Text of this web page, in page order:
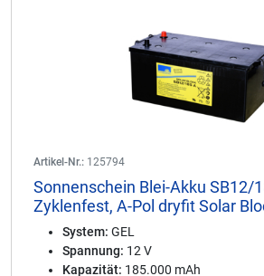
Artikel-Nr.: 125794
Sonnenschein Blei-Akku SB12/
Zyklenfest, A-Pol dryfit Solar
System: GEL
Spannung: 12 V
Kapazität: 185.000 mAh